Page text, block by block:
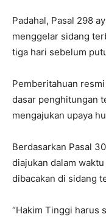
Padahal, Pasal 298
menggelar sidang
tiga hari sebelum
Pemberitahuan
dasar penghitungan
mengajukan upaya
Berdasarkan Pasal
diajukan dalam
dibacakan di sidang
“Hakim Tinggi harus